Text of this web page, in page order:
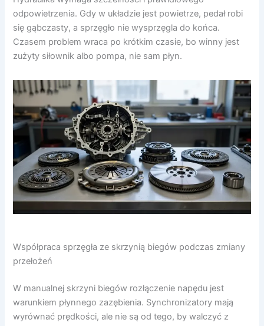
odpowietrzenia. Gdy w układzie jest powietrze, pedał robi
się gąbczasty, a sprzęgło nie wysprzęgla do końca.
Czasem problem wraca po krótkim czasie, bo winny jest
zużyty siłownik albo pompa, nie sam płyn.
Współpraca sprzęgła ze skrzynią biegów podczas zmiany
przełożeń
W manualnej skrzyni biegów rozłączenie napędu jest
warunkiem płynnego zazębienia. Synchronizatory mają
wyrównać prędkości, ale nie są od tego, by walczyć z